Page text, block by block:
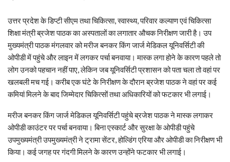
उत्तर प्रदेश के डिप्टी सीएम तथा चिकित्सा, स्वास्थ्य, परिवार कल्याण एवं चिकित्सा
शिक्षा मंत्री ब्रजेश पाठक का अस्पतालों का लगातार औचक निरीक्षण जारी है। उप
मुख्यमंत्री पाठक मंगलवार को मरीज बनकर किंग जार्ज मेडिकल यूनिवर्सिटी की
ओपीडी में पहुंचे और लाइन में लगकर पर्चा बनवाया। मास्क लगा होने के कारण पहले तो
लोग उनको पहचान नहीं पाए, लेकिन जब यूनिवर्सिटी प्रशासन को पता चला तो वहां पर
खलबली मच गई। करीब एक घंटे के निरीक्षण के दौरान ब्रजेश पाठक ने वहां पर कई
कमियां मिलने के बाद जिम्मेदार चिकित्सों तथा अधिकारियों को फटकार भी लगाई।
मरीज बनकर किंग जार्ज मेडिकल यूनिवर्सिटी पहुंचे ब्रजेश पाठक ने मास्क लगाकर
ओपीडी काउंटर पर पर्चा बनवाया। बिना एस्कार्ट और सुरक्षा के ओपीडी पहुंचे
उपमुख्यमंत्री उपमुख्यमंत्री ने ट्रामा सेंटर, होल्डिंग एरिया और ओपीडी का निरीक्षण भी
किया। कई जगह पर गंदगी मिलने के कारण उन्होंने फटकार भी लगाई।